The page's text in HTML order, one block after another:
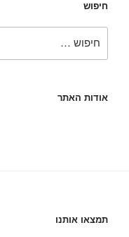
חיפוש
אודות האתר
תמצאו אותנו